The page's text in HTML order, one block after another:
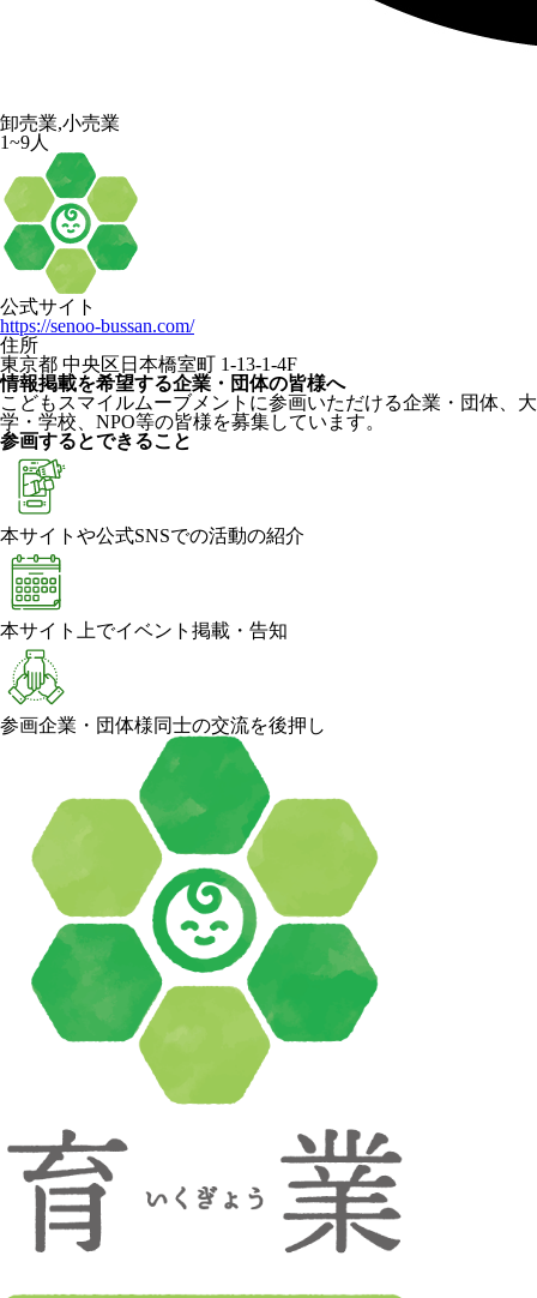
卸売業,小売業
1~9人
公式サイト
https://senoo-bussan.com/
住所
東京都 中央区日本橋室町 1-13-1-4F
情報掲載を希望する企業・団体の皆様へ
こどもスマイルムーブメントに参画いただける企業・団体、大
学・学校、NPO等の皆様を募集しています。
参画するとできること
本サイトや公式SNSでの活動の紹介
本サイト上でイベント掲載・告知
参画企業・団体様同士の交流を後押し